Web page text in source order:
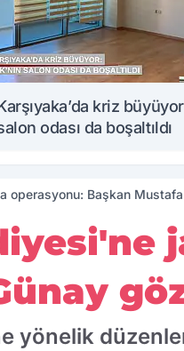
kriz
odası da boşaltıldı
Başkan Mustafa
yönelik